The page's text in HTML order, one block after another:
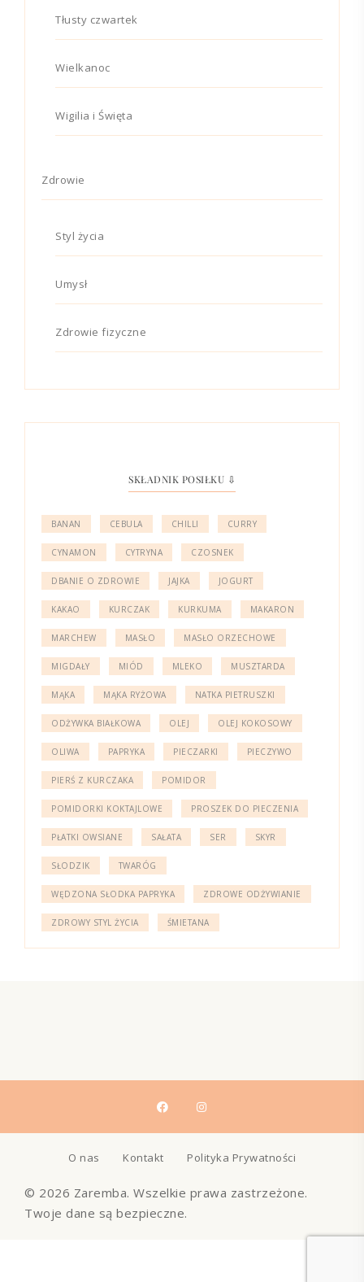
Tłusty czwartek
Wielkanoc
Wigilia i Święta
Zdrowie
Styl życia
Umysł
Zdrowie fizyczne
SKŁADNIK POSIŁKU ⇩
BANAN CEBULA CHILLI CURRY
CYNAMON CYTRYNA CZOSNEK
DBANIE O ZDROWIE JAJKA JOGURT
KAKAO KURCZAK KURKUMA MAKARON
MARCHEW MASŁO MASŁO ORZECHOWE
MIGDAŁY MIÓD MLEKO MUSZTARDA
MĄKA MĄKA RYŻOWA NATKA PIETRUSZKI
ODŻYWKA BIAŁKOWA OLEJ OLEJ KOKOSOWY
OLIWA PAPRYKA PIECZARKI PIECZYWO
PIERŚ Z KURCZAKA POMIDOR
POMIDORKI KOKTAJLOWE PROSZEK DO PIECZENIA
PŁATKI OWSIANE SAŁATA SER SKYR
SŁODZIK TWARÓG
WĘDZONA SŁODKA PAPRYKA ZDROWE ODŻYWIANIE
ZDROWY STYL ŻYCIA ŚMIETANA
O nas Kontakt Polityka Prywatności
© 2026 Zaremba. Wszelkie prawa zastrzeżone.
Twoje dane są bezpieczne.